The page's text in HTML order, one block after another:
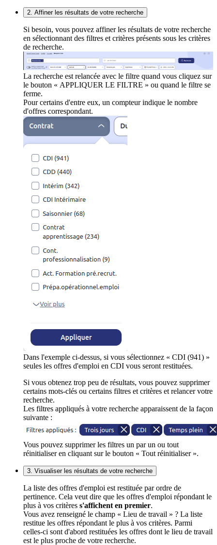
2. Affiner les résultats de votre recherche
Si besoin, vous pouvez affiner les résultats de votre recherche
en sélectionnant des filtres et critères présents sous les critères
de recherche.
La recherche est relancée avec le filtre quand vous cliquez sur
le bouton « APPLIQUER LE FILTRE » ou quand le filtre se
ferme.
Pour certains d'entre eux, un compteur indique le nombre
d'offres correspondant.
Dans l'exemple ci-dessus, si vous sélectionnez « CDI (941) »
seules les offres d'emploi en CDI vous seront restituées.
Si vous obtenez trop peu de résultats, vous pouvez supprimer
certains mots-clés ou certains filtres et critères et relancer votre
recherche.
Les filtres appliqués à votre recherche apparaissent de la façon
suivante :
Vous pouvez supprimer les filtres un par un ou tout
réinitialiser en cliquant sur le bouton « Tout réinitialiser ».
3. Visualiser les résultats de votre recherche
La liste des offres d'emploi est restituée par ordre de
pertinence. Cela veut dire que les offres d'emploi répondant le
plus à vos critères s'affichent en premier.
Vous avez renseigné le champ « Lieu de travail » ? La liste
restitue les offres répondant le plus à vos critères. Parmi
celles-ci sont d'abord restituées les offres dont le lieu de travail
est le plus proche de votre recherche.